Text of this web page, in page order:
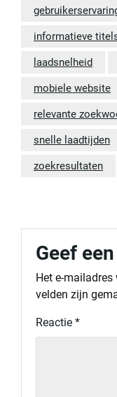
informatieve
laadsnelheid
mobiele website
relevante
snelle laadtijden
zoekresultaten
Geef
Het e-
velden zijn
Reactie *